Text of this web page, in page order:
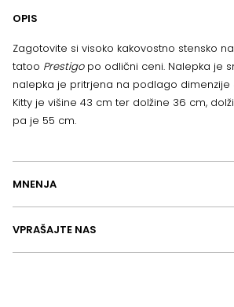
OPIS
Zagotovite si visoko kakovostno stensko
tatoo Prestigopo odlični ceni. Nalepka je
nalepka je pritrjena na podlago dimenzije
Kitty je višine 43 cm ter dolžine 36 cm,
pa je 55 cm.
MNENJA
VPRAŠAJTE NAS